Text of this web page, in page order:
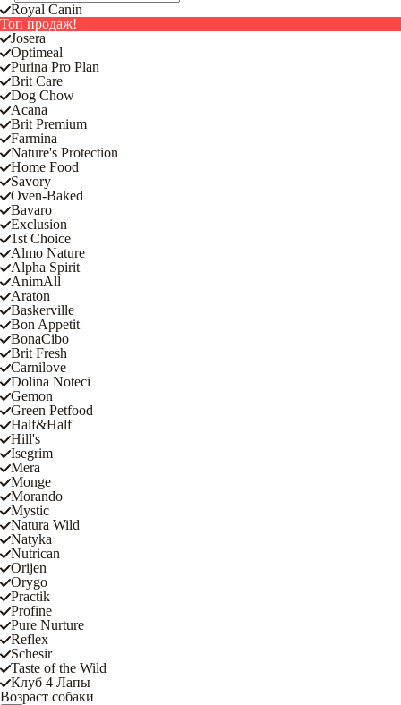
Royal Canin
Топ продаж!
Josera
Optimeal
Purina Pro Plan
Brit Care
Dog Chow
Acana
Brit Premium
Farmina
Nature's Protection
Home Food
Savory
Oven-Baked
Bavaro
Exclusion
1st Choice
Almo Nature
Alpha Spirit
AnimAll
Araton
Baskerville
Bon Appetit
BonaCibo
Brit Fresh
Carnilove
Dolina Noteci
Gemon
Green Petfood
Half&Half
Hill's
Isegrim
Mera
Monge
Morando
Mystic
Natura Wild
Natyka
Nutrican
Orijen
Orygo
Practik
Profine
Pure Nurture
Reflex
Schesir
Taste of the Wild
Клуб 4 Лапы
Возраст собаки